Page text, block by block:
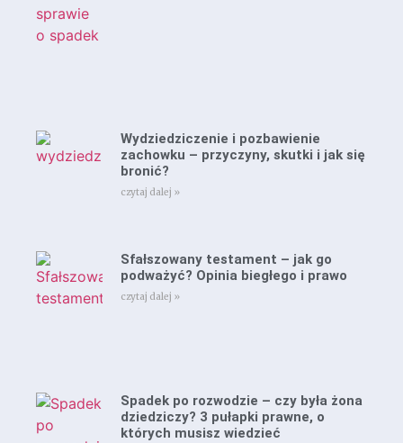
Wydziedziczenie i pozbawienie
zachowku – przyczyny, skutki i jak się
bronić?
czytaj dalej »
Sfałszowany testament – jak go
podważyć? Opinia biegłego i prawo
czytaj dalej »
Spadek po rozwodzie – czy była żona
dziedziczy? 3 pułapki prawne, o
których musisz wiedzieć